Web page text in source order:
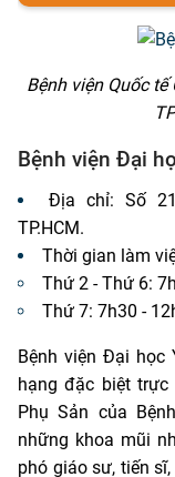
Bệnh viện Quốc
Bệnh viện Đại
Địa chỉ: Số
TP.HCM.
Thời gian làm
Thứ 2 - Thứ 6:
Thứ 7: 7h30 -
Bệnh viện Đại học
hạng đặc biệt trực
Phụ Sản của
những khoa mũi
phó giáo sư, tiến